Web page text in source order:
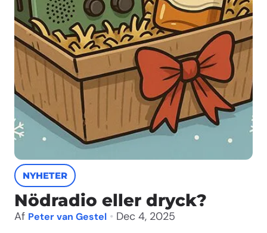
NYHETER
Nödradio eller dryck?
Af Peter van Gestel • Dec 4, 2025